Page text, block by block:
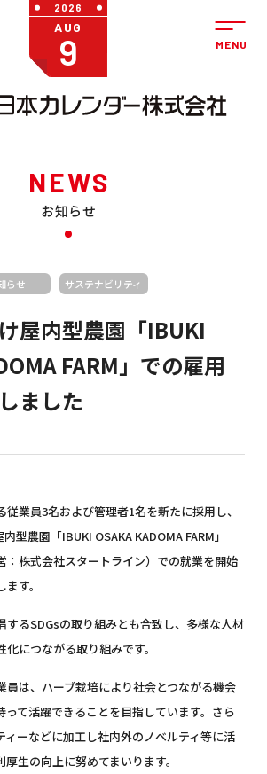
2026
AUG
9
NEWS
お知らせ
らせ サステナビリティ
屋内型農園「IBUKI
FARM」での雇用
ました
業員3名および管理者1名を新たに採用し、
型農園「IBUKI OSAKA KADOMA FARM」
：株式会社スタートライン）での就業を開始
す。
るSDGsの取り組みとも合致し、多様な人材
につながる取り組みです。
は、ハーブ栽培により社会とつながる機会
って活躍できることを目指しています。さら
ィーなどに加工し社内外のノベルティ等に活
生の向上に努めてまいります。